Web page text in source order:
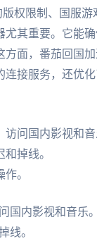
权限制、国服
其重要。它能
面，番茄回国
接服务，还优
问国内影视和音
掉线。
。
国内影视和音乐。
线。